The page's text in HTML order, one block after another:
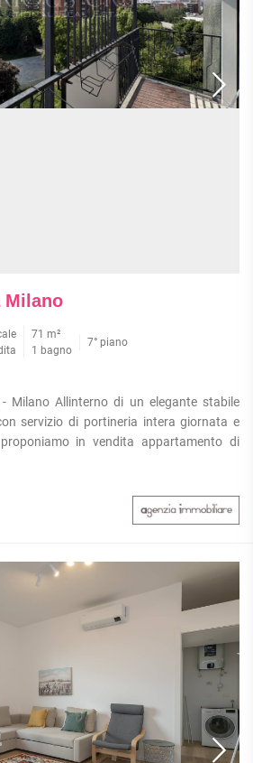
Milano
71 m²
1 bagno
7° piano
Milano Allinterno di un elegante stabile
servizio di portineria intera giornata e
in vendita appartamento di